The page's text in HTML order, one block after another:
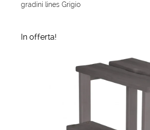
Scale per interni
Linee vita
gradini lines Grigio
In offerta!